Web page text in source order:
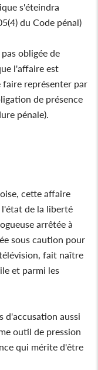
s'éteindra
du Code pénal)
obligée de
l'affaire est
faire représenter par
de présence
pénale).
cette affaire
l'état de la liberté
arrêtée à
sous caution pour
fait naître
et parmi les
d'accusation aussi
outil de pression
qui mérite d'être